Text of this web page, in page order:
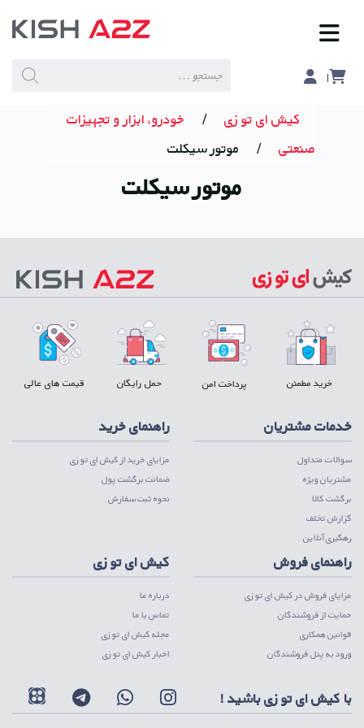
search
کیش ای تو زی /
خودرو، ابزار و تجهیزات
صنعتی
/ موتور سیکلت
موتور سیکلت
خرید مطمئن پرداخت امن حمل رایگان قیمت های عالی
خدمات مشتریان
سوالات متداول
مشتریان ویژه
برگشت کالا
گزارش تخلف
رهگیری آنلاین
راهنمای خرید
مزایای خرید از کیش ای تو زی
ضمانت برگشت پول
نحوه ثبت سفارش
راهنمای فروش
مزایای فروش در کیش ای تو زی
حمایت از فروشندگان
قوانین همکاری
ورود به پنل فروشندگان
کیش ای تو زی
درباره ما
تماس با ما
مجله کیش ای تو زی
اخبار کیش ای تو زی
با کیش ای تو زی باشید !